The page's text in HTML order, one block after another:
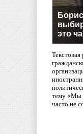
это
тему «Мы
часто не